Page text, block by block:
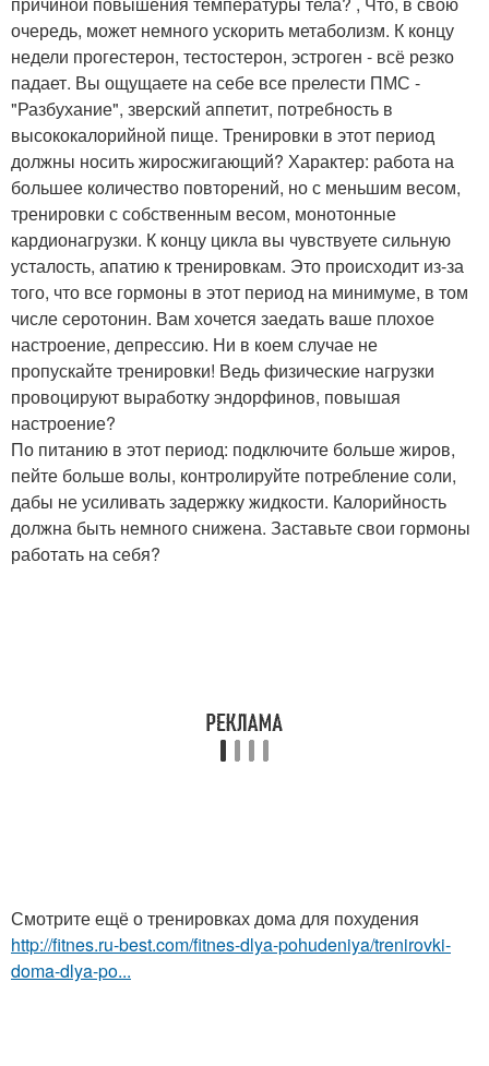
очередь, может немного ускорить метаболизм. К концу
недели прогестерон, тестостерон, эстроген - всё резко
падает. Вы ощущаете на себе все прелести ПМС -
"Разбухание", зверский аппетит, потребность в
высококалорийной пище. Тренировки в этот период
должны носить жиросжигающий? Характер: работа на
большее количество повторений, но с меньшим весом,
тренировки с собственным весом, монотонные
кардионагрузки. К концу цикла вы чувствуете сильную
усталость, апатию к тренировкам. Это происходит из-за
того, что все гормоны в этот период на минимуме, в том
числе серотонин. Вам хочется заедать ваше плохое
настроение, депрессию. Ни в коем случае не
пропускайте тренировки! Ведь физические нагрузки
провоцируют выработку эндорфинов, повышая
настроение?
По питанию в этот период: подключите больше жиров,
пейте больше волы, контролируйте потребление соли,
дабы не усиливать задержку жидкости. Калорийность
должна быть немного снижена. Заставьте свои гормоны
работать на себя?
Смотрите ещё о тренировках дома для похудения
http://fitnes.ru-best.com/fitnes-dlya-pohudeniya/trenirovki-
doma-dlya-po...